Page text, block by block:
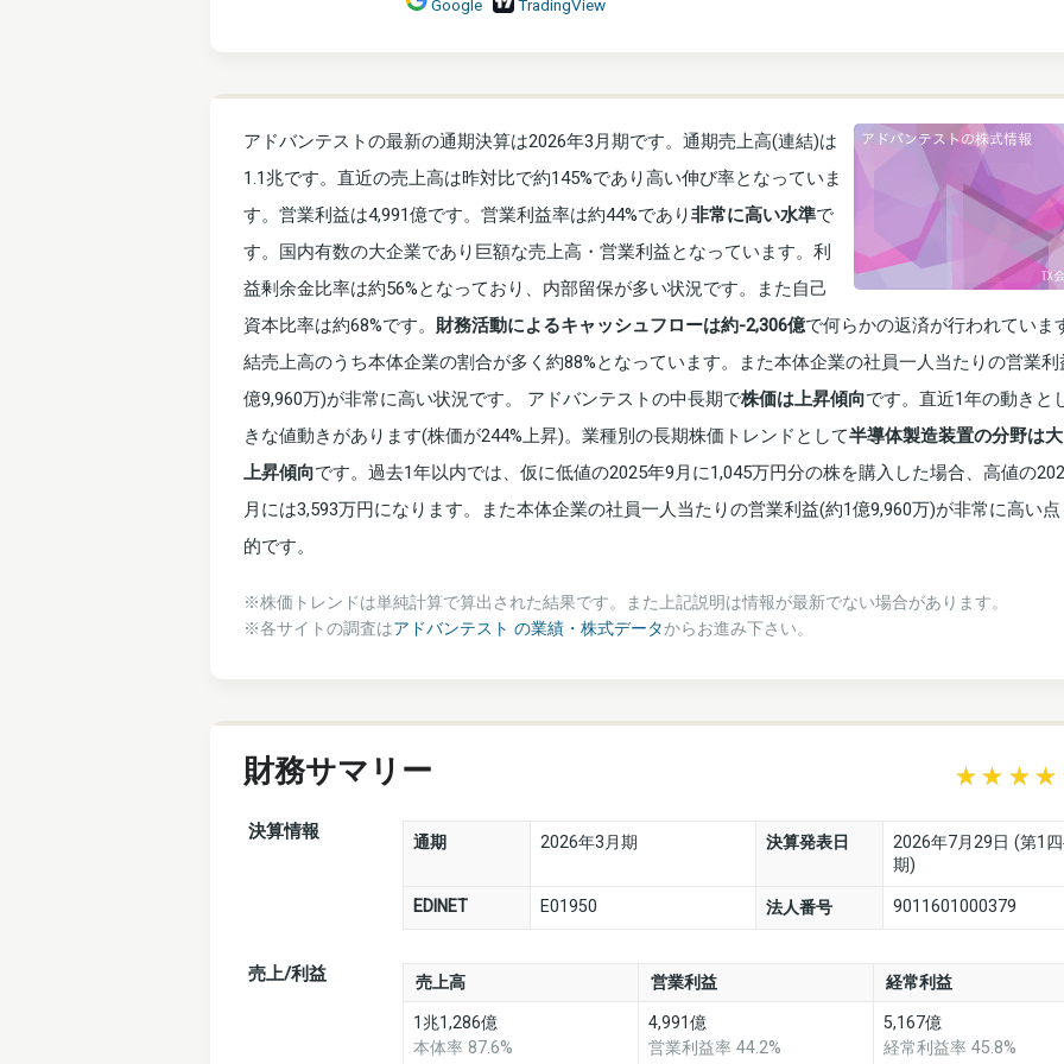
Google TradingView
アドバンテストの最新の通期決算は2026年3月期です。通期売上高(連結)は
1.1兆です。直近の売上高は昨対比で約145%であり高い伸び率となっていま
す。営業利益は4,991億です。営業利益率は約44%であり非常に高い水準で
す。国内有数の大企業であり巨額な売上高・営業利益となっています。利
益剰余金比率は約56%となっており、内部留保が多い状況です。また自己
資本比率は約68%です。 財務活動によるキャッシュフローは約-2,306億で何らかの返済が行われていま
結売上高のうち本体企業の割合が多く約88%となっています。また本体企業の社員一人当たりの営業利
億9,960万)が非常に高い状況です。 アドバンテストの中長期で株価は上昇傾向です。直近1年の動きと
きな値動きがあります(株価が244%上昇)。業種別の長期株価トレンドとして半導体製造装置の分野は
上昇傾向です。過去1年以内では、仮に低値の2025年9月に1,045万円分の株を購入した場合、高値の
月には3,593万円になります。また本体企業の社員一人当たりの営業利益(約1億9,960万)が非常に高い
的です。
※株価トレンドは単純計算で算出された結果です。また上記説明は情報が最新でない場合があります。
※各サイトの調査はアドバンテスト の業績・株式データからお進み下さい。
財務サマリー
決算情報 通期 2026年3月期 決算発表日
2026年7月29日 (第1
期)
EDINET E01950 法人番号 9011601000379
売上/利益 売上高 営業利益 経常利益
1兆1,286億
本体率 87.6%
4,991億
営業利益率 44.2%
5,167億
経常利益率 45.8%